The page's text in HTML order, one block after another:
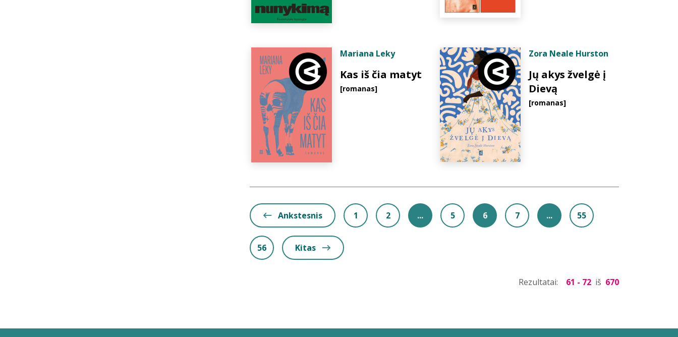
Mariana Leky
Kas iš čia matyt
[romanas]
Zora Neale Hurston
Jų akys žvelgė į
Dievą
[romanas]
Ankstesnis 1 2 ... 5 6 7 ... 55
56 Kitas
Rezultatai: 61 - 72 iš 670